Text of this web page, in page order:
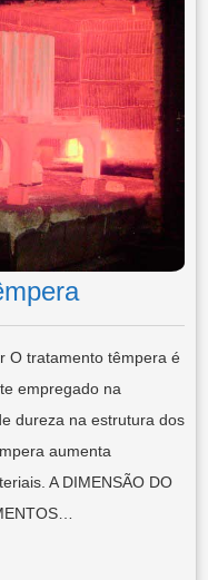
tratamento têmpera é
empregado na
dureza na estrutura dos
aumenta
A DIMENSÃO DO